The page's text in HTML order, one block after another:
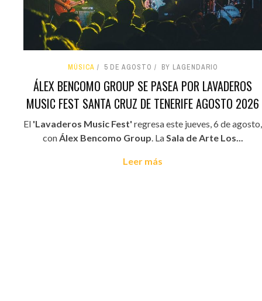
MÚSICA 5 DE AGOSTO BY LAGENDARIO
ÁLEX BENCOMO GROUP SE PASEA POR LAVADEROS
MUSIC FEST SANTA CRUZ DE TENERIFE AGOSTO 2026
El 'Lavaderos Music Fest' regresa este jueves, 6 de agosto,
conÁlex Bencomo Group. LaSala de Arte Los...
Leer más